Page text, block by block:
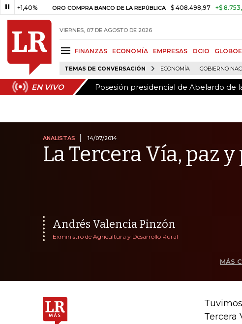
ORO COMPRA BANCO DE LA REPÚBLICA $ 408.498,97 +$ 8.753,81
VIERNES, 07 DE AGOSTO DE 2026
FINANZAS ECONOMÍA EMPRESAS OCIO
TEMAS DE CONVERSACIÓN ECONOMÍA GOBIERNO
EN VIVO Posesión presidencial de Abelardo de
EN VIVO Posesión presidencial de Abelardo de la
ANALISTAS 14/07/2014
La Tercera Vía, paz
Andrés Valencia Pinzón
Exministro de Agricultura y Desarrollo Rural
MÁS
Tercera